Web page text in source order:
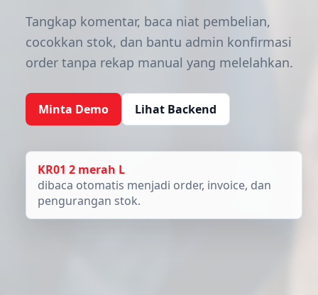
Tangkap komentar, baca niat pembelian,
cocokkan stok, dan bantu admin konfirmasi
order tanpa rekap manual yang melelahkan.
Minta Demo Lihat Backend
KR01 2 merah L
dibaca otomatis menjadi order, invoice, dan
pengurangan stok.